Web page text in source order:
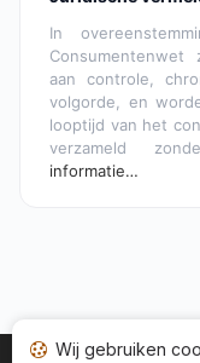
In
aan controle,
volgorde, en
looptijd van het
verzameld
informatie…
Wij gebruiken